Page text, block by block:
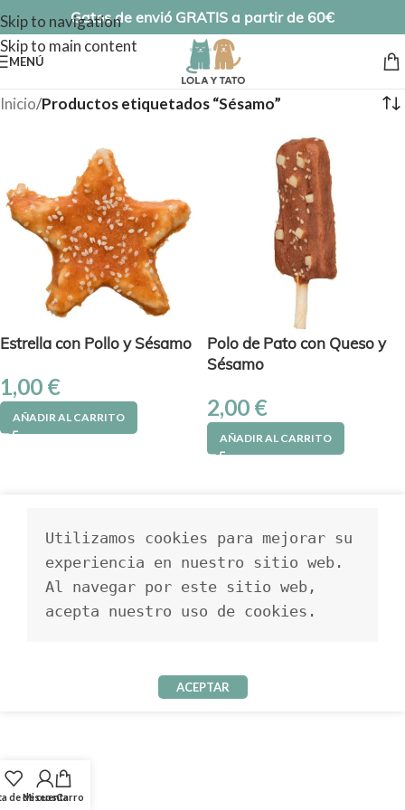
Skip to navigation
Skip to main content
Gatos de envió GRATIS a partir de 60€
MENÚ
Inicio/Productos etiquetados “Sésamo”
Estrella con Pollo y Sésamo
1,00 €
AÑADIR AL CARRITO
Polo de Pato con Queso y
Sésamo
2,00 €
AÑADIR AL CARRITO
de deseos
Mi cuentaCarro
Utilizamos cookies para mejorar su
experiencia en nuestro sitio web.
Al navegar por este sitio web,
acepta nuestro uso de cookies.
ACEPTAR